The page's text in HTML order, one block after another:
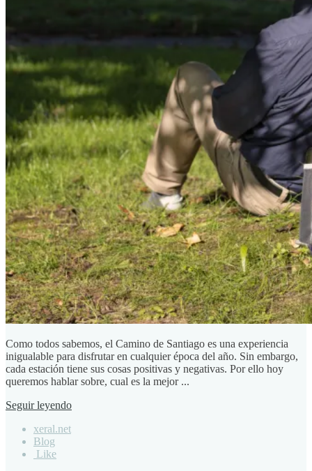
Como todos sabemos, el Camino de Santiago es una experiencia
inigualable para disfrutar en cualquier época del año. Sin embargo,
cada estación tiene sus cosas positivas y negativas. Por ello hoy
queremos hablar sobre, cual es la mejor ...
Seguir leyendo
xeral.net
Blog
Like